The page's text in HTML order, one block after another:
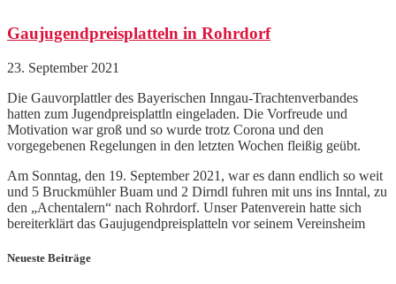
Gaujugendpreisplatteln in Rohrdorf
23. September 2021
Die Gauvorplattler des Bayerischen Inngau-Trachtenverbandes
hatten zum Jugendpreisplattln eingeladen. Die Vorfreude und
Motivation war groß und so wurde trotz Corona und den
vorgegebenen Regelungen in den letzten Wochen fleißig geübt.
Am Sonntag, den 19. September 2021, war es dann endlich so weit
und 5 Bruckmühler Buam und 2 Dirndl fuhren mit uns ins Inntal, zu
den „Achentalern“ nach Rohrdorf. Unser Patenverein hatte sich
bereiterklärt das Gaujugendpreisplatteln vor seinem Vereinsheim
Neueste Beiträge